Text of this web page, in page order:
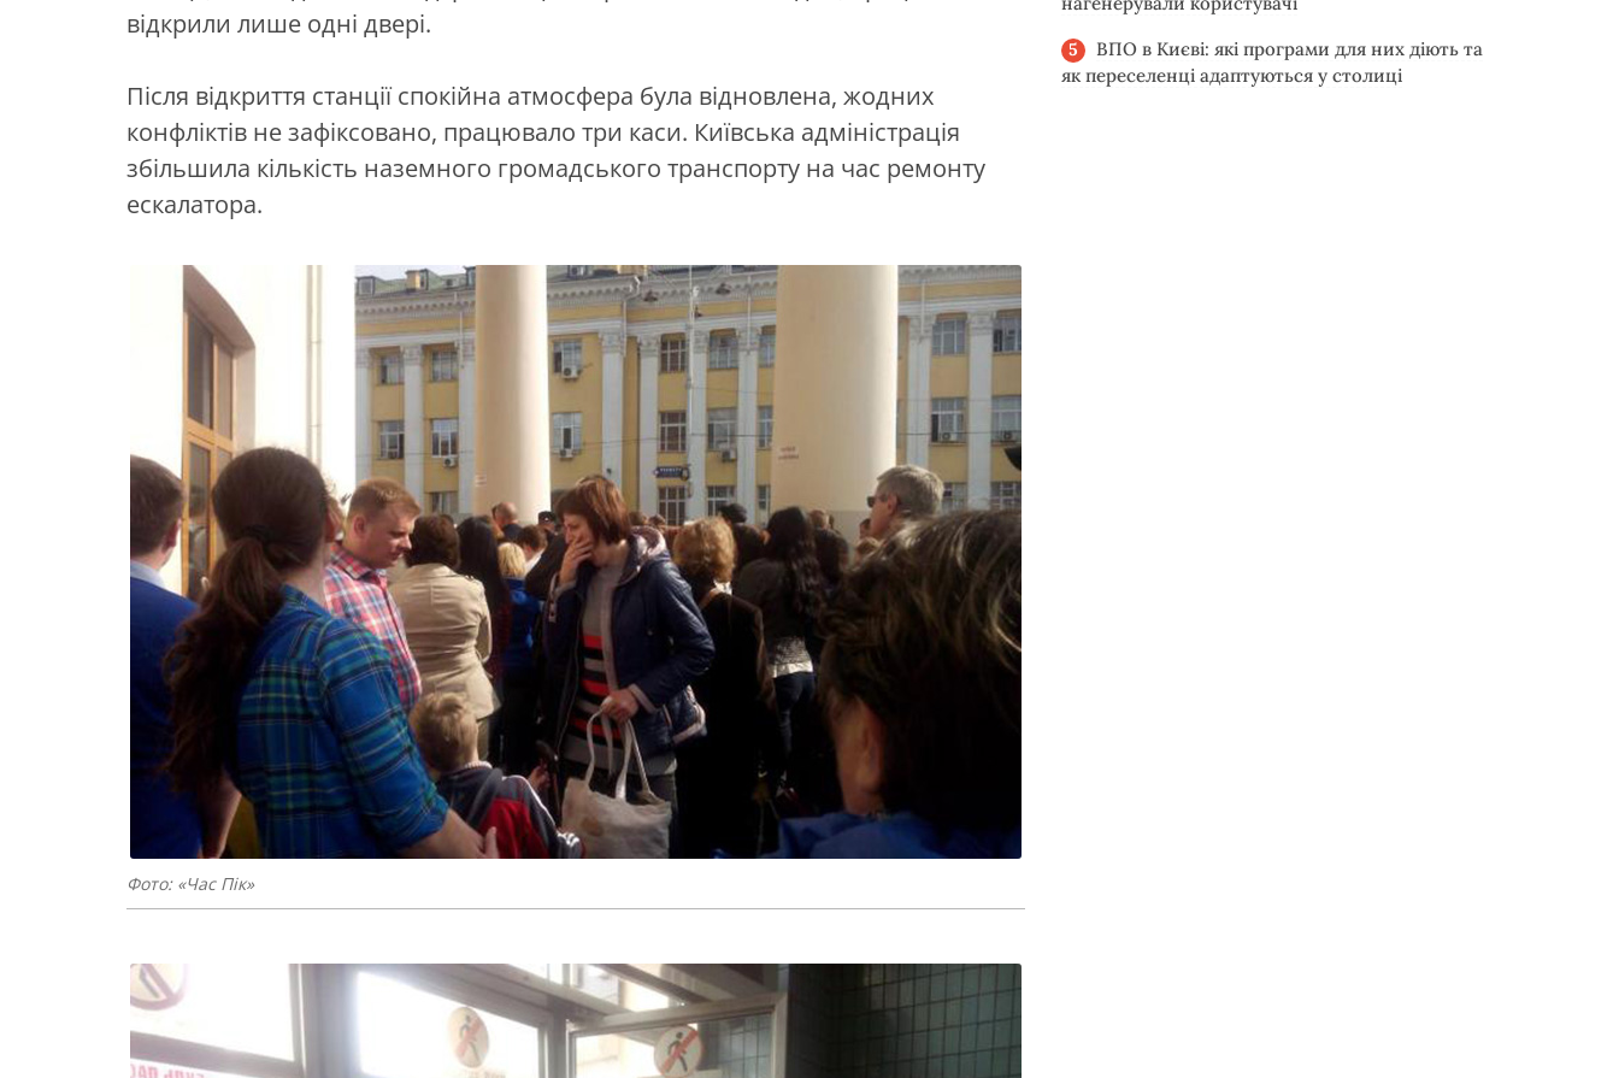
відкрили лише одні двері.
Після відкриття станції спокійна атмосфера була відновлена, жодних
конфліктів не зафіксовано, працювало три каси. Київська адміністрація
збільшила кількість наземного громадського транспорту на час ремонту
ескалатора.
Фото: «Час Пік»
ВПО в Києві: які програми для них діють та
як переселенці адаптуються у столиці